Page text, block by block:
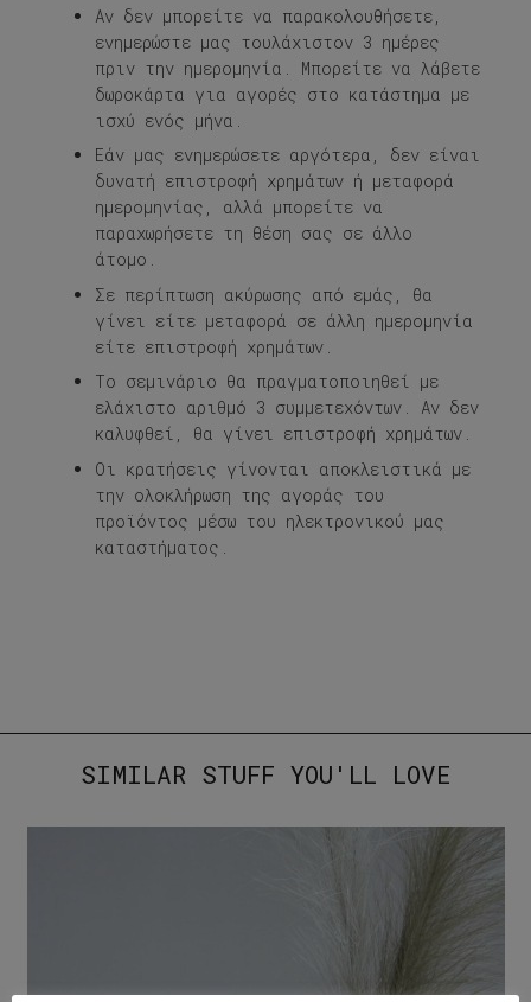
Αν δεν μπορείτε να παρακολουθήσετε,
ενημερώστε μας τουλάχιστον 3 ημέρες
πριν την ημερομηνία. Μπορείτε να λάβετε
δωροκάρτα για αγορές στο κατάστημα με
ισχύ ενός μήνα.
Εάν μας ενημερώσετε αργότερα, δεν είναι
δυνατή επιστροφή χρημάτων ή μεταφορά
ημερομηνίας, αλλά μπορείτε να
παραχωρήσετε τη θέση σας σε άλλο
άτομο.
Σε περίπτωση ακύρωσης από εμάς, θα
γίνει είτε μεταφορά σε άλλη ημερομηνία
είτε επιστροφή χρημάτων.
Το σεμινάριο θα πραγματοποιηθεί με
ελάχιστο αριθμό 3 συμμετεχόντων. Αν δεν
καλυφθεί, θα γίνει επιστροφή χρημάτων.
Οι κρατήσεις γίνονται αποκλειστικά με
την ολοκλήρωση της αγοράς του
προϊόντος μέσω του ηλεκτρονικού μας
καταστήματος.
SIMILAR STUFF YOU'LL LOVE